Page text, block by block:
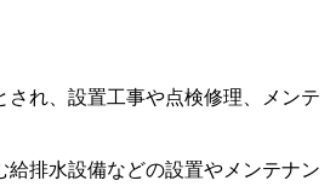
れ、設置工事や点検修理、メンテ
排水設備などの設置やメンテナン